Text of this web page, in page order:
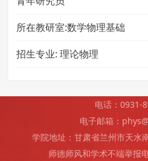
所在教研室:数学物理基础
招生专业: 理论物理
电话：0931-
电子邮箱：
学院地址：甘肃省兰州市天水
师德师风和学术不端举报